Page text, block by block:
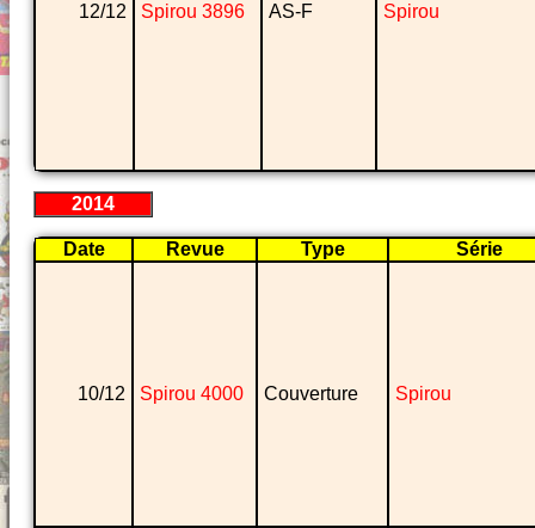
12/12 Spirou 3896 AS-F Spirou
2014
Date Revue Type Série
10/12 Spirou 4000 Couverture Spirou